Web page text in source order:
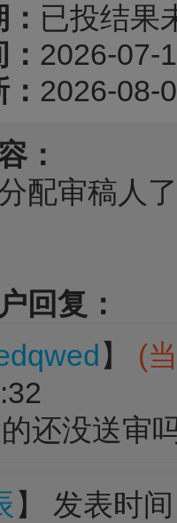
已投结果
2026-07-
2026-08-
：
配审稿人
回复：
】 (
还没送审
】 发表时